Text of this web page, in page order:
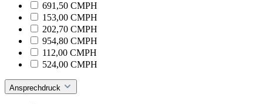
691,50 CMPH
153,00 CMPH
202,70 CMPH
954,80 CMPH
112,00 CMPH
524,00 CMPH
Ansprechdruck